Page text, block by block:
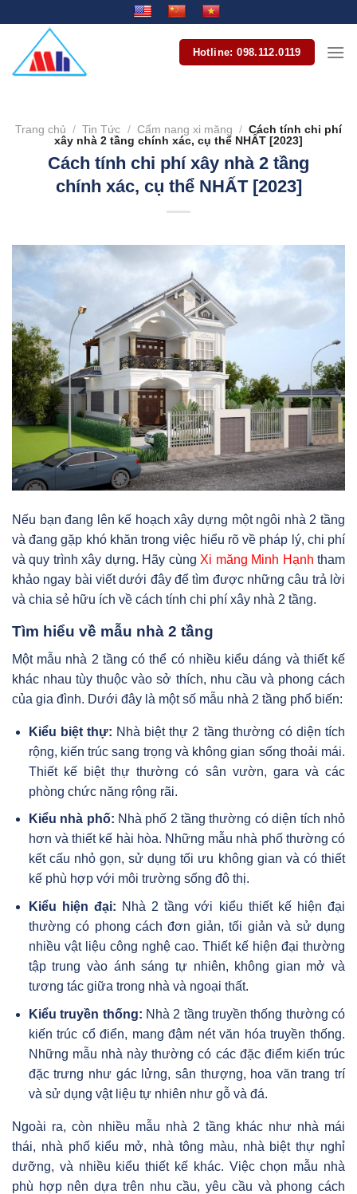
dung
Hotline: 098.112.0119
Trang chủ / Tin Tức / Cẩm nang xi măng / Cách tính chi phí
xây nhà 2 tầng chính xác, cụ thể NHẤT [2023]
Cách tính chi phí xây nhà 2 tầng
chính xác, cụ thể NHẤT [2023]
Nếu bạn đang lên kế hoạch xây dựng một ngôi nhà 2 tầng
và đang gặp khó khăn trong việc hiểu rõ về pháp lý, chi phí
và quy trình xây dựng. Hãy cùng Xi măng Minh Hạnh tham
khảo ngay bài viết dưới đây để tìm được những câu trả lời
và chia sẻ hữu ích về cách tính chi phí xây nhà 2 tầng.
Tìm hiểu về mẫu nhà 2 tầng
Một mẫu nhà 2 tầng có thể có nhiều kiểu dáng và thiết kế
khác nhau tùy thuộc vào sở thích, nhu cầu và phong cách
của gia đình. Dưới đây là một số mẫu nhà 2 tầng phổ biến:
Kiểu biệt thự: Nhà biệt thự 2 tầng thường có diện tích
rộng, kiến trúc sang trọng và không gian sống thoải mái.
Thiết kế biệt thự thường có sân vườn, gara và các
phòng chức năng rộng rãi.
Kiểu nhà phố: Nhà phố 2 tầng thường có diện tích nhỏ
hơn và thiết kế hài hòa. Những mẫu nhà phố thường có
kết cấu nhỏ gọn, sử dụng tối ưu không gian và có thiết
kế phù hợp với môi trường sống đô thị.
Kiểu hiện đại: Nhà 2 tầng với kiểu thiết kế hiện đại
thường có phong cách đơn giản, tối giản và sử dụng
nhiều vật liệu công nghệ cao. Thiết kế hiện đại thường
tập trung vào ánh sáng tự nhiên, không gian mở và
tương tác giữa trong nhà và ngoại thất.
Kiểu truyền thống: Nhà 2 tầng truyền thống thường có
kiến trúc cổ điển, mang đậm nét văn hóa truyền thống.
Những mẫu nhà này thường có các đặc điểm kiến trúc
đặc trưng như gác lửng, sân thượng, hoa văn trang trí
và sử dụng vật liệu tự nhiên như gỗ và đá.
Ngoài ra, còn nhiều mẫu nhà 2 tầng khác như nhà mái
thái, nhà phố kiểu mở, nhà tông màu, nhà biệt thự nghỉ
dưỡng, và nhiều kiểu thiết kế khác. Việc chọn mẫu nhà
phù hợp nên dựa trên nhu cầu, yêu cầu và phong cách